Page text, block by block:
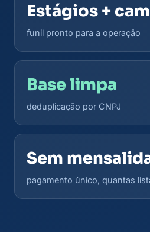
Estágios +
funil pronto para a operação
Base limpa
deduplicação por CNPJ
Sem
pagamento único, quantas